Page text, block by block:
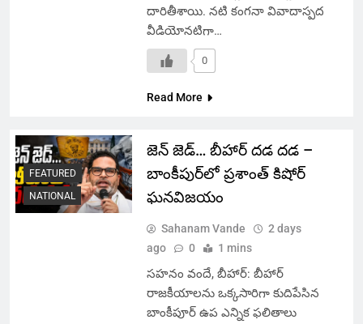
దారితీశాయి. నటి కంగనా వివాదాస్పద
వీడియోనటిగా…
0
Read More
FEATURED
NATIONAL
జెన్ జెడ్… బీహార్ దడ దడ –
బాంకీపుర్‌లో ప్రశాంత్ కిషోర్
ఘనవిజయం
Sahanam Vande
2 days
ago
0 1 mins
సహనం వందే, బీహార్: బీహార్
రాజకీయాలను ఒక్కసారిగా కుదిపేసిన
బాంకీపూర్ ఉప ఎన్నిక ఫలితాలు